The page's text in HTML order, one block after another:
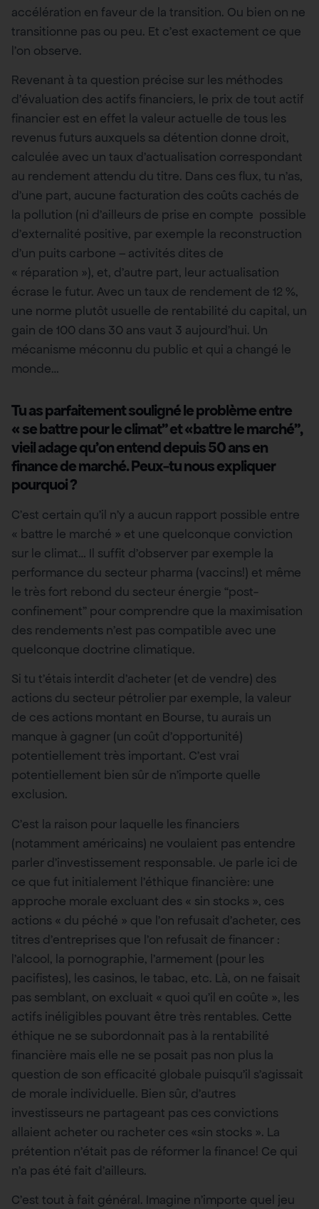
accélération en faveur de la transition. Ou bien on ne
transitionne pas ou peu. Et c’est exactement ce que
l’on observe.
Revenant à ta question précise sur les méthodes
d’évaluation des actifs financiers, le prix de tout actif
financier est en effet la valeur actuelle de tous les
revenus futurs auxquels sa détention donne droit,
calculée avec un taux d’actualisation correspondant
au rendement attendu du titre. Dans ces flux, tu n’as,
d’une part, aucune facturation des coûts cachés de
la pollution (ni d’ailleurs de prise en compte possible
d’externalité positive, par exemple la reconstruction
d’un puits carbone – activités dites de
« réparation »), et, d’autre part, leur actualisation
écrase le futur. Avec un taux de rendement de 12 %,
une norme plutôt usuelle de rentabilité du capital, un
gain de 100 dans 30 ans vaut 3 aujourd’hui. Un
mécanisme méconnu du public et qui a changé le
monde…
Tu as parfaitement souligné le problème entre
« se battre pour le climat” et «battre le marché”,
vieil adage qu’on entend depuis 50 ans en
finance de marché. Peux-tu nous expliquer
pourquoi ?
​​C’est certain qu’il n’y a aucun rapport possible entre
« battre le marché » et une quelconque conviction
sur le climat… Il suffit d’observer par exemple la
performance du secteur pharma (vaccins!) et même
le très fort rebond du secteur énergie “post-
confinement” pour comprendre que la maximisation
des rendements n’est pas compatible avec une
quelconque doctrine climatique.
Si tu t’étais interdit d’acheter (et de vendre) des
actions du secteur pétrolier par exemple, la valeur
de ces actions montant en Bourse, tu aurais un
manque à gagner (un coût d’opportunité)
potentiellement très important. C’est vrai
potentiellement bien sûr de n’importe quelle
exclusion.
C’est la raison pour laquelle les financiers
(notamment américains) ne voulaient pas entendre
parler d’investissement responsable. Je parle ici de
ce que fut initialement l’éthique financière: une
approche morale excluant des « sin stocks », ces
actions « du péché » que l’on refusait d’acheter, ces
titres d’entreprises que l’on refusait de financer :
l’alcool, la pornographie, l’armement (pour les
pacifistes), les casinos, le tabac, etc. Là, on ne faisait
pas semblant, on excluait « quoi qu’il en coûte », les
actifs inéligibles pouvant être très rentables. Cette
éthique ne se subordonnait pas à la rentabilité
financière mais elle ne se posait pas non plus la
question de son efficacité globale puisqu’il s’agissait
de morale individuelle. Bien sûr, d’autres
investisseurs ne partageant pas ces convictions
allaient acheter ou racheter ces «sin stocks ». La
prétention n’était pas de réformer la finance! Ce qui
n’a pas été fait d’ailleurs.
C’est tout à fait général. Imagine n’importe quel jeu